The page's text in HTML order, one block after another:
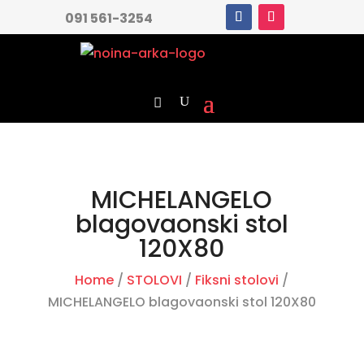
091 561-3254
MICHELANGELO
blagovaonski stol
120X80
Home / STOLOVI / Fiksni stolovi /
MICHELANGELO blagovaonski stol 120X80